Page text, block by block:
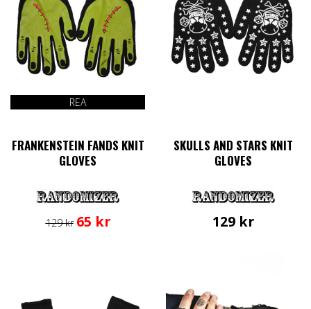
REA
FRANKENSTEIN FANDS KNIT
GLOVES
129kr Det
65 krDet
SKULLS AND STARS KNIT
GLOVES
129 kr